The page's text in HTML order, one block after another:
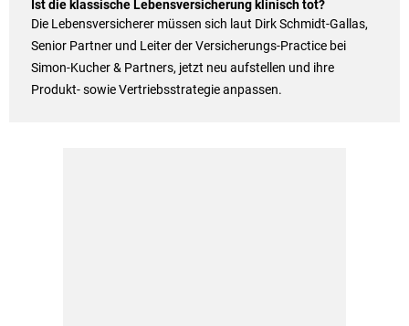
Ist die klassische Lebensversicherung klinisch tot?
Die Lebensversicherer müssen sich laut Dirk Schmidt-Gallas,
Senior Partner und Leiter der Versicherungs-Practice bei
Simon-Kucher & Partners, jetzt neu aufstellen und ihre
Produkt- sowie Vertriebsstrategie anpassen.